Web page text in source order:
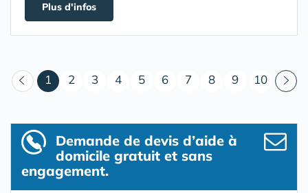
Plus d'infos
1 (courant)
2 3 4 5 6 7 8 9 10
Demande de devis d’aide à
domicile gratuit et sans
engagement.